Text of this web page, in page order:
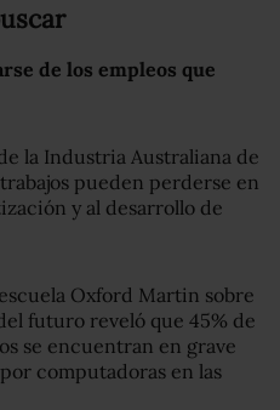
de los empleos que
la Industria Australiana de
pueden perderse en
y al desarrollo de
Oxford Martin sobre
futuro reveló que 45% de
se encuentran en grave
computadoras en las